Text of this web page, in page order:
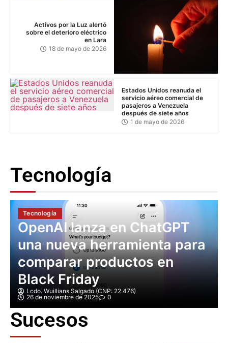
Activos por la Luz alertó
sobre el deterioro eléctrico
en Lara
18 de mayo de 2026
Estados Unidos reanuda el
servicio aéreo comercial de
pasajeros a Venezuela
después de siete años
1 de mayo de 2026
Tecnología
Tecnología
OpenAI lanza en ChatGPT
una nueva herramienta para
comparar productos en
Black Friday
Lcdo. Wuillians Salgado (CNP: 22.476)
26 de noviembre de 2025
0
Sucesos